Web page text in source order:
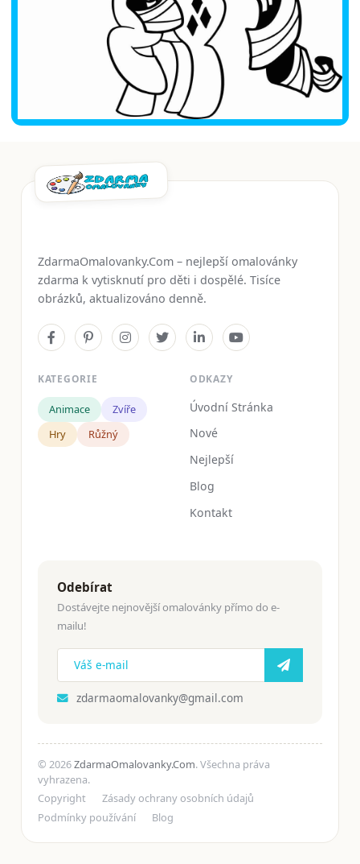
ZdarmaOmalovanky.Com – nejlepší omalovánky
zdarma k vytisknutí pro děti i dospělé. Tisíce
obrázků, aktualizováno denně.
KATEGORIE
Animace
Zvíře
Hry
Růžný
ODKAZY
Úvodní Stránka
Nové
Nejlepší
Blog
Kontakt
Odebírat
Dostávejte nejnovější omalovánky přímo do e-
mailu!
zdarmaomalovanky@gmail.com
© 2026ZdarmaOmalovanky.Com. Všechna práva
vyhrazena.
Copyright
Zásady ochrany osobních údajů
Podmínky používání
Blog